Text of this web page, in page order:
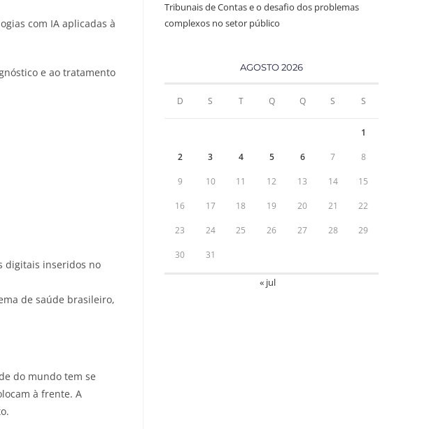
com IA aplicadas à
e ao tratamento
digitais inseridos no
de saúde brasileiro,
do mundo tem se
à frente. A
Tribunais de Contas e o desafio dos problemas
complexos no setor público
AGOSTO 2026
D S T Q Q S S
1
2 3 4 5 6 7 8
9 10 11 12 13 14 15
16 17 18 19 20 21 22
23 24 25 26 27 28 29
30 31
« jul